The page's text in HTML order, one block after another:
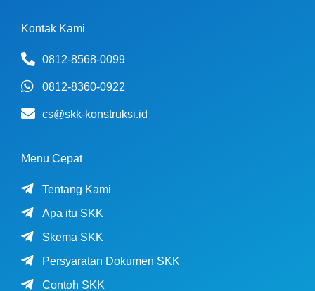
Kontak Kami
0812-8568-0099
0812-8360-0922
cs@skk-konstruksi.id
Menu Cepat
Tentang Kami
Apa itu SKK
Skema SKK
Persyaratan Dokumen SKK
Contoh SKK